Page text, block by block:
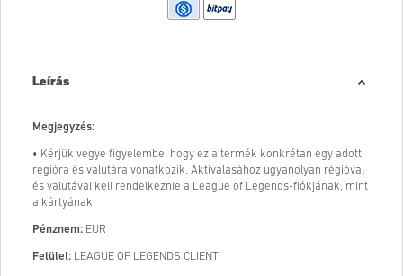
Leírás
Megjegyzés:
• Kérjük vegye figyelembe, hogy ez a termék konkrétan egy adott
régióra és valutára vonatkozik. Aktiválásához ugyanolyan régióval
és valutával kell rendelkeznie a League of Legends-fiókjának, mint
a kártyának.
Pénznem: EUR
Felület: LEAGUE OF LEGENDS CLIENT